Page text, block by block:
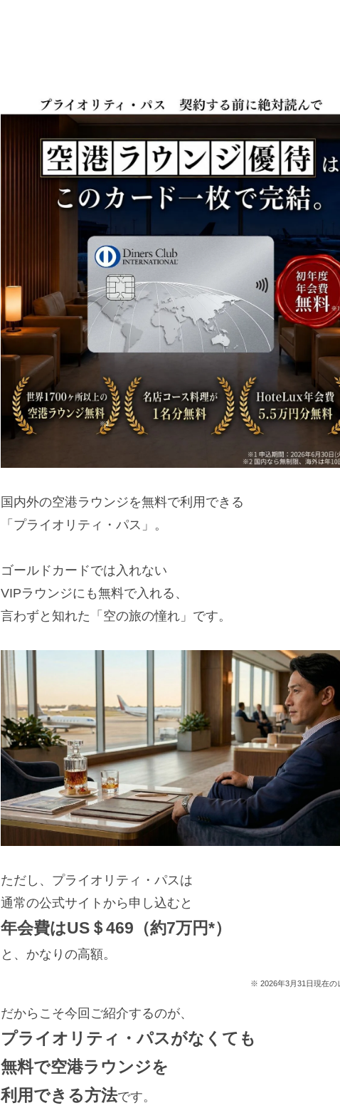
国内外の空港ラウンジを無料で利用できる
「プライオリティ・パス」。
ゴールドカードでは入れない
VIPラウンジにも無料で入れる、
言わずと知れた「空の旅の憧れ」です。
ただし、プライオリティ・パスは
通常の公式サイトから申し込むと
年会費はUS＄469（約7万円*）
と、かなりの高額。
※ 2026年3月31日現在の
だからこそ今回ご紹介するのが、
プライオリティ・パスがなくても
無料で空港ラウンジを
利用できる方法です。